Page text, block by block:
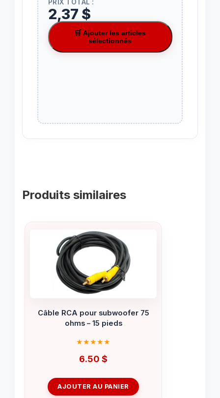
PRIX TOTAL :
2,37 $
🛒 Ajouter les articles
sélectionnés
Produits similaires
Câble RCA pour subwoofer 75
ohms – 15 pieds
6.50 $
AJOUTER AU PANIER